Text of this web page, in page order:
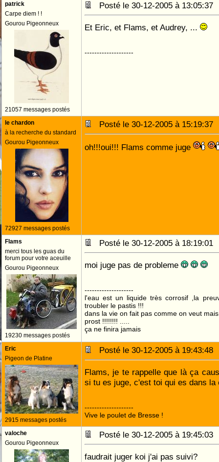
patrick
Carpe diem ! !
Gourou Pigeonneux
21057 messages postés
Posté le 30-12-2005 à
Et Eric, et Flams, et Audrey, ...
--------------------
le chardon
à la recherche du standard
Gourou Pigeonneux
72927 messages postés
Posté le 30-12-2005 à
oh!!!oui!!! Flams comme juge
Flams
merci tous les guas du
forum pour votre aceuille
Gourou Pigeonneux
19230 messages postés
Posté le 30-12-2005 à
moi juge pas de probleme
--------------------
l'eau est un liquide très corrosif ,la
troubler le pastis !!!
dans la vie on fait pas comme on veut
prost !!!!!!!! .....
ça ne finira jamais
Eric
Pigeon de Platine
2915 messages postés
Posté le 30-12-2005 à
Flams, je te rappelle que là ça
si tu es juge, c'est toi qui es dans
--------------------
Vive le poulet de Bresse !
valoche
Gourou Pigeonneux
Posté le 30-12-2005 à
faudrait juger koi j'ai pas suivi?